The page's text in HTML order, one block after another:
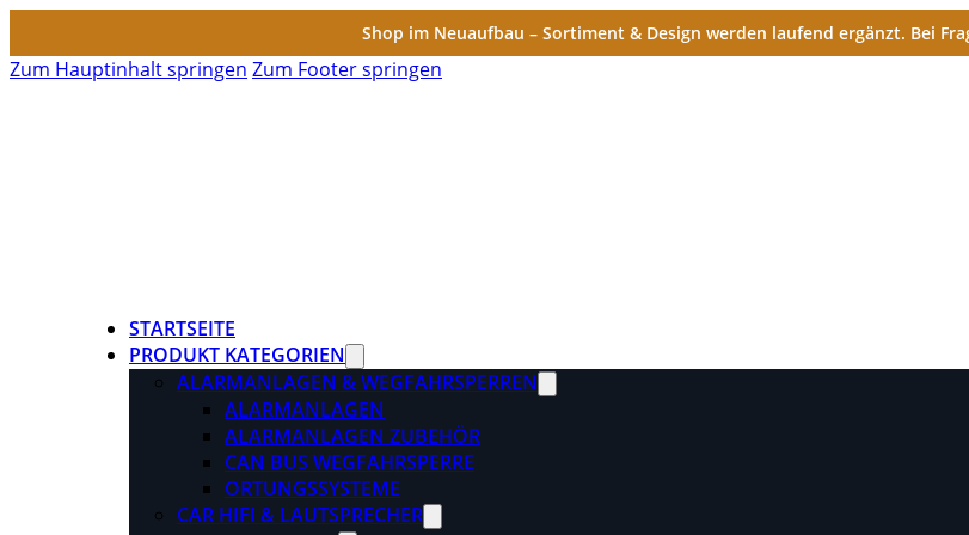
Shop im Neuaufbau – Sortiment & Design werden laufend ergänzt. Bei
Zum Hauptinhalt springen Zum Footer springen
STARTSEITE
PRODUKT KATEGORIEN
ALARMANLAGEN & WEGFAHRSPERREN
ALARMANLAGEN
ALARMANLAGEN ZUBEHÖR
CAN BUS WEGFAHRSPERRE
ORTUNGSSYSTEME
CAR HIFI & LAUTSPRECHER